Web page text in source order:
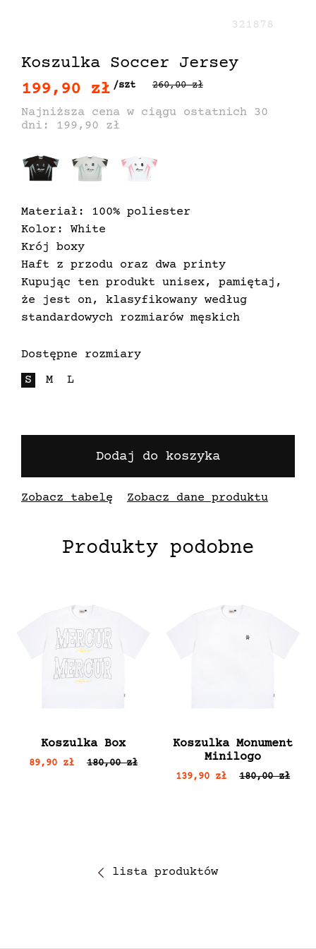
Koszulka Soccer Jersey
321878
199,90 zł /szt 260,00 zł
Najniższa cena w ciągu ostatnich 30
dni: 199,90 zł
Materiał: 100% poliester
Kolor: White
Krój boxy
Haft z przodu oraz dwa printy
Kupując ten produkt unisex, pamiętaj,
że jest on, klasyfikowany według
standardowych rozmiarów męskich
Dostępne rozmiary
S
M L
Dodaj do koszyka
Zobacz tabelę Zobacz dane produktu
Produkty podobne
Koszulka Box
89,90 zł 180,00 zł
Koszulka Monument
Minilogo
139,90 zł 180,00 zł
lista produktów